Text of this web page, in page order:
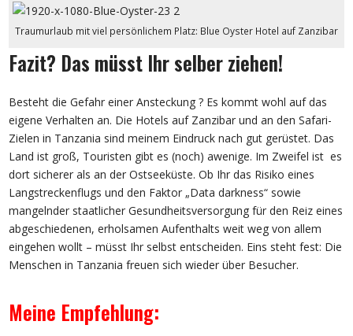
Traumurlaub mit viel persönlichem Platz: Blue Oyster Hotel auf Zanzibar
Fazit? Das müsst Ihr selber ziehen!
Besteht die Gefahr einer Ansteckung ? Es kommt wohl auf das
eigene Verhalten an. Die Hotels auf Zanzibar und an den Safari-
Zielen in Tanzania sind meinem Eindruck nach gut gerüstet. Das
Land ist groß, Touristen gibt es (noch) awenige. Im Zweifel ist es
dort sicherer als an der Ostseeküste. Ob Ihr das Risiko eines
Langstreckenflugs und den Faktor „Data darkness“ sowie
mangelnder staatlicher Gesundheitsversorgung für den Reiz eines
abgeschiedenen, erholsamen Aufenthalts weit weg von allem
eingehen wollt – müsst Ihr selbst entscheiden. Eins steht fest: Die
Menschen in Tanzania freuen sich wieder über Besucher.
Meine Empfehlung: